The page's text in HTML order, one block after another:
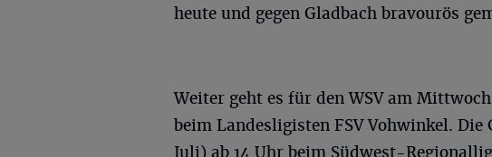
heute und gegen Gladbach bravourös
Weiter geht es für den WSV am
beim Landesligisten FSV Vohwinkel. Die
Juli) ab 14 Uhr beim Südwest-